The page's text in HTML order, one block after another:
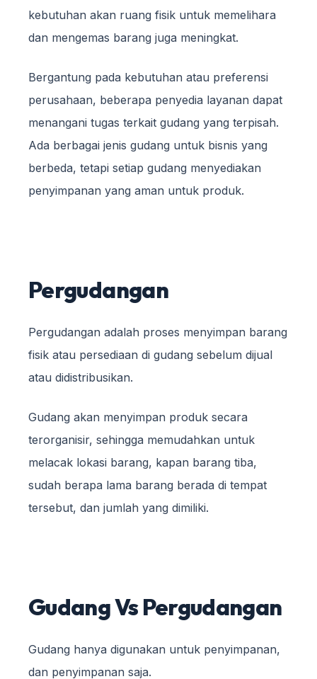
kebutuhan akan ruang fisik untuk memelihara
dan mengemas barang juga meningkat.
Bergantung pada kebutuhan atau preferensi
perusahaan, beberapa penyedia layanan dapat
menangani tugas terkait gudang yang terpisah.
Ada berbagai jenis gudang untuk bisnis yang
berbeda, tetapi setiap gudang menyediakan
penyimpanan yang aman untuk produk.
Pergudangan
Pergudangan adalah proses menyimpan barang
fisik atau persediaan di gudang sebelum dijual
atau didistribusikan.
Gudang akan menyimpan produk secara
terorganisir, sehingga memudahkan untuk
melacak lokasi barang, kapan barang tiba,
sudah berapa lama barang berada di tempat
tersebut, dan jumlah yang dimiliki.
Gudang Vs Pergudangan
Gudang hanya digunakan untuk penyimpanan,
dan penyimpanan saja.